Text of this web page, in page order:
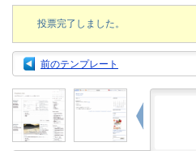
投票完了しました。
前のテンプレート